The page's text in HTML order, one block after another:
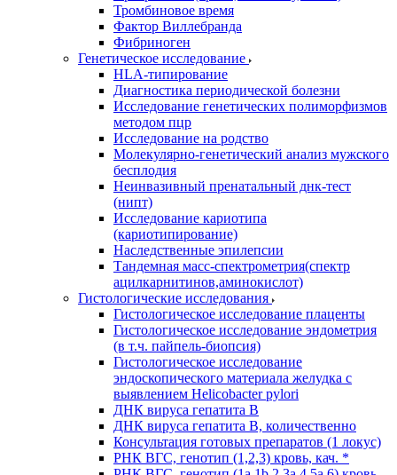
Тромбиновое время
Фактор Виллебранда
Фибриноген
Генетическое исследование
HLA-типирование
Диагностика периодической болезни
Исследование генетических полиморфизмов
методом пцр
Исследование на родство
Молекулярно-генетический анализ мужского
бесплодия
Неинвазивный пренатальный днк-тест
(нипт)
Исследование кариотипа
(кариотипирование)
Наследственные эпилепсии
Тандемная масс-спектрометрия(спектр
ацилкарнитинов,аминокислот)
Гистологические исследования
Гистологическое исследование плаценты
Гистологическое исследование эндометрия
(в т.ч. пайпель-биопсия)
Гистологическое исследование
эндоскопического материала желудка с
выявлением Helicobacter pylori
ДНК вируса гепатита B
ДНК вируса гепатита B, количественно
Консультация готовых препаратов (1 локус)
РНК ВГC, генотип (1,2,3) кровь, кач. *